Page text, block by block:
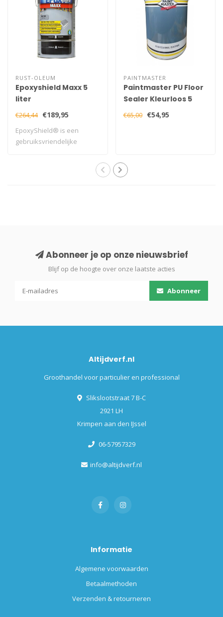
RUST-OLEUM
Epoxyshield Maxx 5
liter
€264,44 €189,95
EpoxyShield® is een
gebruiksvriendelijke
PAINTMASTER
Paintmaster PU Floor
Sealer Kleurloos 5
€65,00 €54,95
Abonneer je op onze nieuwsbrief
Blijf op de hoogte over onze laatste acties
Abonneer
Altijdverf.nl
Groothandel voor particulier en professional
Slikslootstraat 7 B-C
2921 LH
Krimpen aan den IJssel
06-57957329
info@altijdverf.nl
Informatie
Algemene voorwaarden
Betaalmethoden
Verzenden & retourneren